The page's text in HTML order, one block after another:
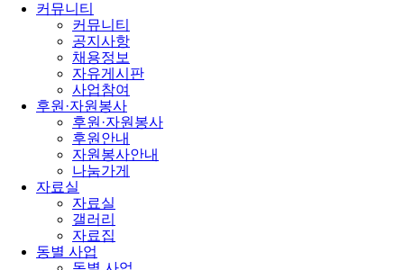
커뮤니티
커뮤니티
공지사항
채용정보
자유게시판
사업참여
후원·자원봉사
후원·자원봉사
후원안내
자원봉사안내
나눔가게
자료실
자료실
갤러리
자료집
동별 사업